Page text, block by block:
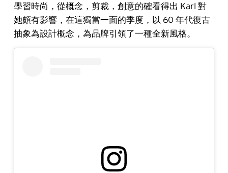
學習時尚，從概念，剪裁，創意的確看得出 Karl 對
她頗有影響，在這獨當一面的季度，以 60 年代復古
抽象為設計概念，為品牌引領了一種全新風格。